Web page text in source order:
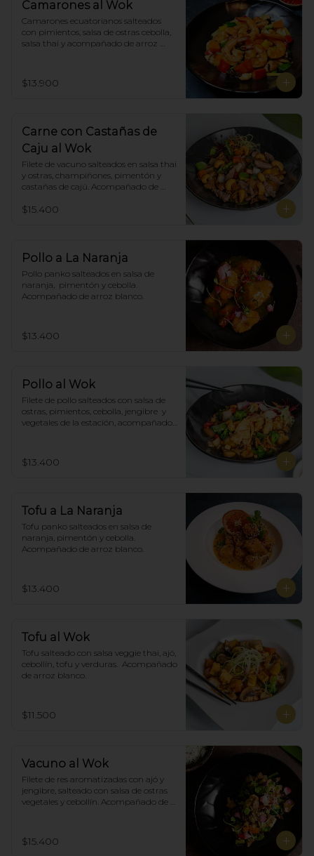
Camarones al Wok
Camarones ecuatorianos salteados
con pimientos, salsa de ostras cebolla,
salsa thai y acompañado de arroz
$13.900
Carne con Castañas de
Caju al Wok
Filete de vacuno salteados en salsa thai
y ostras, champiñones, pimentón y
castañas de cajú. Acompañado de
$15.400
Pollo a La Naranja
Pollo panko salteados en salsa de
naranja,  pimentón y cebolla.
Acompañado de arroz blanco.
$13.400
Pollo al Wok
Filete de pollo salteados con salsa de
ostras, pimientos, cebolla, jengibre  y
vegetales de la estación, acompañado
$13.400
Tofu a La Naranja
Tofu panko salteados en salsa de
naranja, pimentón y cebolla.
Acompañado de arroz blanco.
$13.400
Tofu al Wok
Tofu salteado con salsa veggie thai, ajó,
cebollín, tofu y verduras.  Acompañado
de arroz blanco.
$11.500
Vacuno al Wok
Filete de res aromatizadas con ajó y
jengibre, salteado con salsa de ostras
vegetales y cebollín. Acompañado de
$15.400